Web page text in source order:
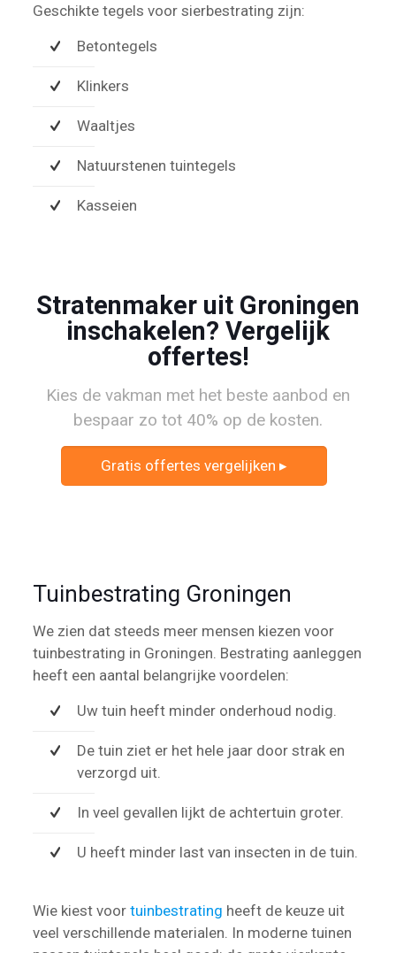
Geschikte tegels voor sierbestrating zijn:
Betontegels
Klinkers
Waaltjes
Natuurstenen tuintegels
Kasseien
Stratenmaker uit Groningen
inschakelen? Vergelijk
offertes!
Kies de vakman met het beste aanbod en
bespaar zo tot 40% op de kosten.
Gratis offertes vergelijken ▸
Tuinbestrating Groningen
We zien dat steeds meer mensen kiezen voor
tuinbestrating in Groningen. Bestrating aanleggen
heeft een aantal belangrijke voordelen:
Uw tuin heeft minder onderhoud nodig.
De tuin ziet er het hele jaar door strak en
verzorgd uit.
In veel gevallen lijkt de achtertuin groter.
U heeft minder last van insecten in de tuin.
Wie kiest voor tuinbestrating heeft de keuze uit
veel verschillende materialen. In moderne tuinen